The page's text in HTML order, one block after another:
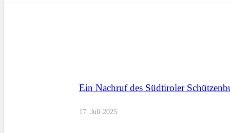
Ein Nachruf des Südtiroler
17. Juli 2025